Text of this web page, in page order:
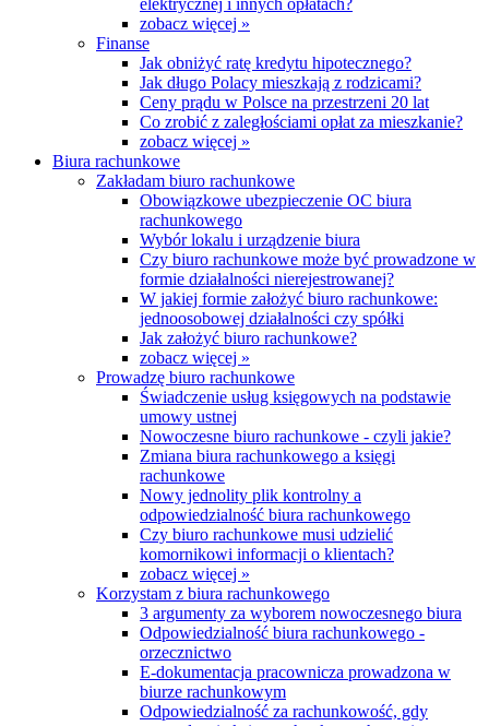
elektrycznej i innych opłatach?
zobacz więcej »
Finanse
Jak obniżyć ratę kredytu hipotecznego?
Jak długo Polacy mieszkają z rodzicami?
Ceny prądu w Polsce na przestrzeni 20 lat
Co zrobić z zaległościami opłat za mieszkanie?
zobacz więcej »
Biura rachunkowe
Zakładam biuro rachunkowe
Obowiązkowe ubezpieczenie OC biura
rachunkowego
Wybór lokalu i urządzenie biura
Czy biuro rachunkowe może być prowadzone w
formie działalności nierejestrowanej?
W jakiej formie założyć biuro rachunkowe:
jednoosobowej działalności czy spółki
Jak założyć biuro rachunkowe?
zobacz więcej »
Prowadzę biuro rachunkowe
Świadczenie usług księgowych na podstawie
umowy ustnej
Nowoczesne biuro rachunkowe - czyli jakie?
Zmiana biura rachunkowego a księgi
rachunkowe
Nowy jednolity plik kontrolny a
odpowiedzialność biura rachunkowego
Czy biuro rachunkowe musi udzielić
komornikowi informacji o klientach?
zobacz więcej »
Korzystam z biura rachunkowego
3 argumenty za wyborem nowoczesnego biura
Odpowiedzialność biura rachunkowego -
orzecznictwo
E-dokumentacja pracownicza prowadzona w
biurze rachunkowym
Odpowiedzialność za rachunkowość, gdy